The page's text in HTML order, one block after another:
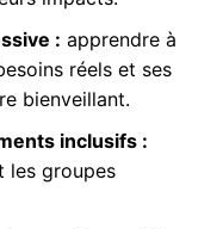
: apprendre à
réels et ses
bienveillant.
inclusifs :
les groupes